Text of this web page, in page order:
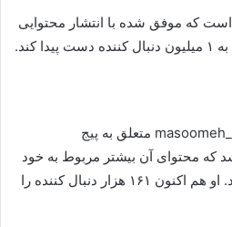
که موفق شده با انتشار محتوایی
آیدی اینستاگرام @masoomeh__lifestyle متعلق به پیج
که محتوای آن بیشتر مربوط به خود
و خانواده و فرزندش می باشد. او هم اکنون ۱۶۱ هزار دنبال کننده را